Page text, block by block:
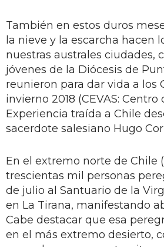
También en estos duros
la nieve y la escarcha hacen
nuestras australes ciudades,
jóvenes de la Diócesis de
reunieron para dar vida a los
invierno 2018 (CEVAS: Centro
Experiencia traída a Chile
sacerdote salesiano Hugo
En el extremo norte de Chile
trescientas mil personas
de julio al Santuario de la
en La Tirana, manifestando
Cabe destacar que esa
en el más extremo desierto,